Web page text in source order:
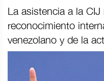
La asistencia a la
reconocimiento
venezolano y de la